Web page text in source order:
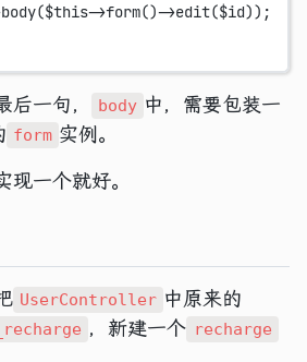
body($this->form()->edit($id));
后一句， body 中，需要包装一
form 实例。
一个就好。
UserController 中原来的
_recharge ，新建一个 recharge